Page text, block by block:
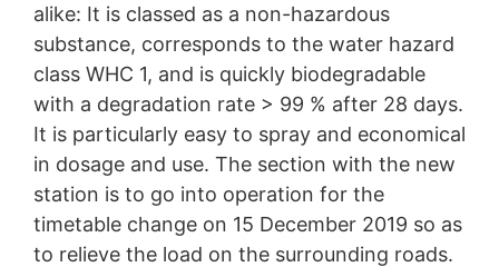
alike: It is classed as a non-hazardous
substance, corresponds to the water hazard
class WHC 1, and is quickly biodegradable
with a degradation rate > 99 % after 28 days.
It is particularly easy to spray and economical
in dosage and use. The section with the new
station is to go into operation for the
timetable change on 15 December 2019 so as
to relieve the load on the surrounding roads.